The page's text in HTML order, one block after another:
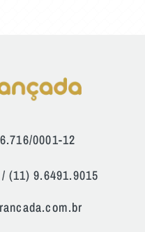
0001-12
/(11) 9.6491.9015